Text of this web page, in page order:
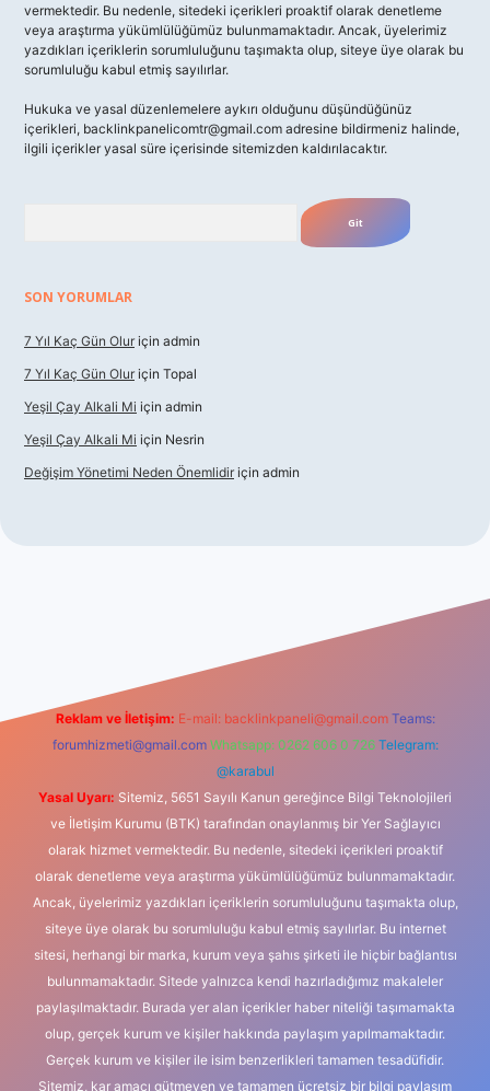
vermektedir. Bu nedenle, sitedeki içerikleri proaktif olarak denetleme
veya araştırma yükümlülüğümüz bulunmamaktadır. Ancak, üyelerimiz
yazdıkları içeriklerin sorumluluğunu taşımakta olup, siteye üye olarak bu
sorumluluğu kabul etmiş sayılırlar.
Hukuka ve yasal düzenlemelere aykırı olduğunu düşündüğünüz
içerikleri, backlinkpanelicomtr@gmail.com adresine bildirmeniz halinde,
ilgili içerikler yasal süre içerisinde sitemizden kaldırılacaktır.
SON YORUMLAR
7 Yıl Kaç Gün Olur için admin
7 Yıl Kaç Gün Olur için Topal
Yeşil Çay Alkali Mi için admin
Yeşil Çay Alkali Mi için Nesrin
Değişim Yönetimi Neden Önemlidir için admin
Reklam ve İletişim: E-mail: backlinkpaneli@gmail.com Teams:
forumhizmeti@gmail.com Whatsapp: 0262 606 0 726 Telegram:
@karabul
Yasal Uyarı: Sitemiz, 5651 Sayılı Kanun gereğince Bilgi Teknolojileri
ve İletişim Kurumu (BTK) tarafından onaylanmış bir Yer Sağlayıcı
olarak hizmet vermektedir. Bu nedenle, sitedeki içerikleri proaktif
olarak denetleme veya araştırma yükümlülüğümüz bulunmamaktadır.
Ancak, üyelerimiz yazdıkları içeriklerin sorumluluğunu taşımakta olup,
siteye üye olarak bu sorumluluğu kabul etmiş sayılırlar. Bu internet
sitesi, herhangi bir marka, kurum veya şahıs şirketi ile hiçbir bağlantısı
bulunmamaktadır. Sitede yalnızca kendi hazırladığımız makaleler
paylaşılmaktadır. Burada yer alan içerikler haber niteliği taşımamakta
olup, gerçek kurum ve kişiler hakkında paylaşım yapılmamaktadır.
Gerçek kurum ve kişiler ile isim benzerlikleri tamamen tesadüfidir.
Sitemiz, kar amacı gütmeyen ve tamamen ücretsiz bir bilgi paylaşım